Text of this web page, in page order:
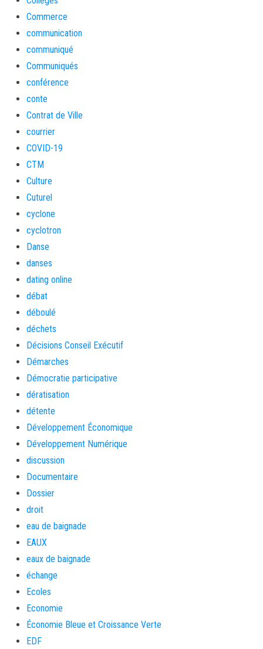
Commerce
communication
communiqué
Communiqués
conférence
conte
Contrat de Ville
courrier
COVID-19
CTM
Culture
Cuturel
cyclone
cyclotron
Danse
danses
dating online
débat
déboulé
déchets
Décisions Conseil Exécutif
Démarches
Démocratie participative
dératisation
détente
Développement Économique
Développement Numérique
discussion
Documentaire
Dossier
droit
eau de baignade
EAUX
eaux de baignade
échange
Ecoles
Economie
Économie Bleue et Croissance Verte
EDF